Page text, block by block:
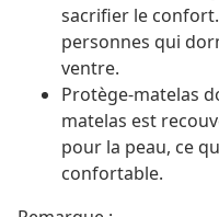
sacrifier le
personnes qui
ventre.
Protège-matelas
matelas est
pour la peau, ce
confortable.